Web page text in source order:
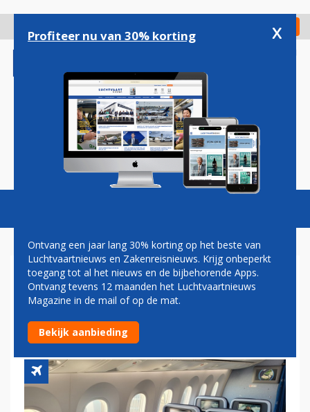
gaan
Check in
Magazine Podcasts Vacatures
GEHELE KLM 787-VLOOT NU
VAN PREMIUM COMFORT
VOORZIEN
Profiteer nu van 30% korting x
Ontvang een jaar lang 30% korting op het beste van
Luchtvaartnieuws en Zakenreisnieuws. Krijg onbeperkt
toegang tot al het nieuws en de bijbehorende Apps.
Ontvang tevens 12 maanden het Luchtvaartnieuws
Magazine in de mail of op de mat.
Bekijk aanbieding